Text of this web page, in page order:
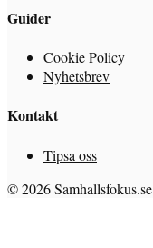
Guider
Cookie Policy
Nyhetsbrev
Kontakt
Tipsa oss
© 2026 Samhallsfokus.se